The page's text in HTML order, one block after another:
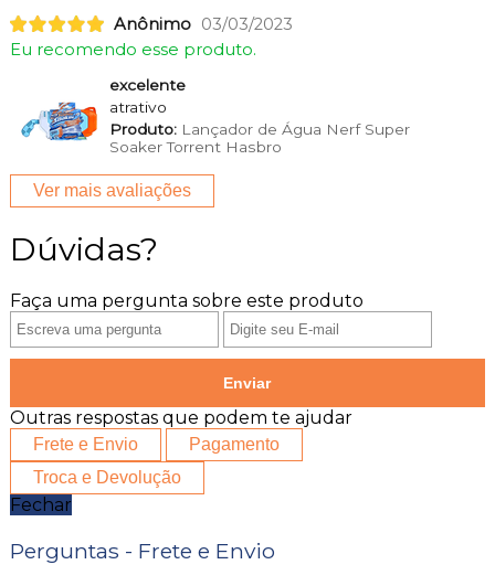
Anônimo 03/03/2023
Eu recomendo esse produto.
excelente
atrativo
Produto:Lançador de Água Nerf Super
Soaker Torrent Hasbro
Ver mais avaliações
Dúvidas?
Faça uma pergunta sobre este produto
Enviar
Outras respostas que podem te ajudar
Frete e Envio
Pagamento
Troca e Devolução
Fechar
Perguntas - Frete e Envio